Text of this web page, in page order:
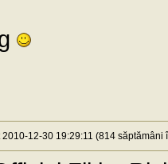
2010-12-30 19:29:11 (814 săptămâni